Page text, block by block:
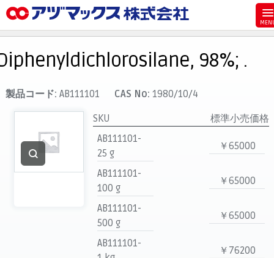
お気に入り
カート
マイアカウント
主要取扱ブランド
代理店一覧
98%; .
製品コード: AB111101 CAS No: 1980/10/4
SKU
標準小売価格
AB111101-
25 g
￥65000
AB111101-
100 g
￥65000
AB111101-
500 g
￥65000
AB111101-
￥76200